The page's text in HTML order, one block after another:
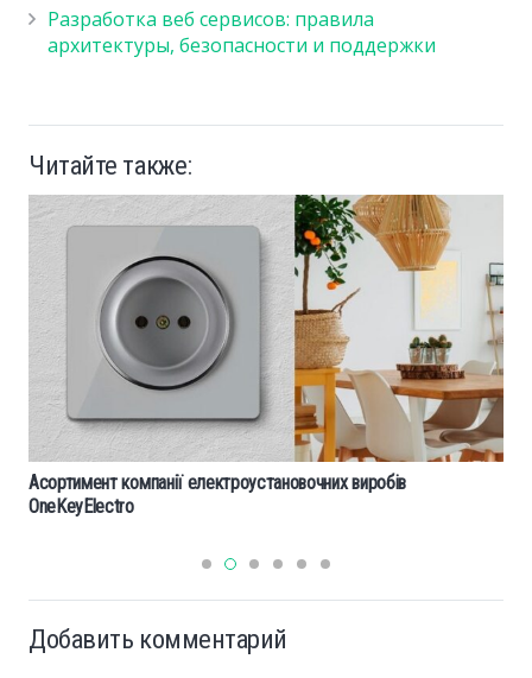
Разработка веб сервисов: правила
архитектуры, безопасности и поддержки
Читайте также:
Асортимент компанії електроустановочних виробів
OneKeyElectro
Добавить комментарий